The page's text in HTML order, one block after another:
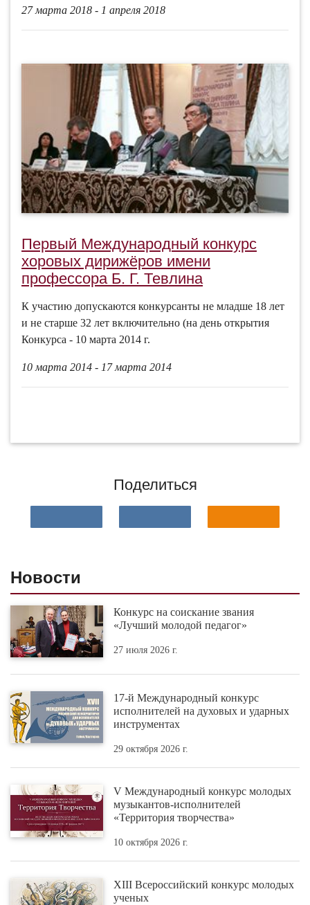
27 марта 2018 - 1 апреля 2018
Первый Международный конкурс
хоровых дирижёров имени
профессора Б. Г. Тевлина
К участию допускаются конкурсанты не младше 18 лет
и не старше 32 лет включительно (на день открытия
Конкурса - 10 марта 2014 г.
10 марта 2014 - 17 марта 2014
Поделиться
Новости
Конкурс на соискание звания
«Лучший молодой педагог»
27 июля 2026 г.
17-й Международный конкурс
исполнителей на духовых и ударных
инструментах
29 октября 2026 г.
V Международный конкурс молодых
музыкантов-исполнителей
«Территория творчества»
10 октября 2026 г.
XIII Всероссийский конкурс молодых
ученых